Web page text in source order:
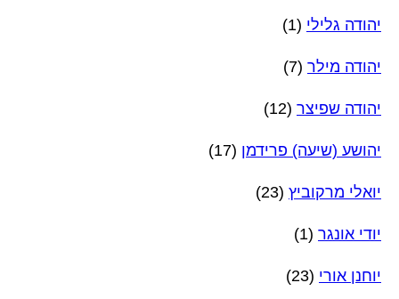
יהודה גלילי (1)
יהודה מילר (7)
יהודה שפיצר (12)
יהושע (שיעה) פרידמן (17)
יואלי מרקוביץ (23)
יודי אונגר (1)
יוחנן אורי (23)